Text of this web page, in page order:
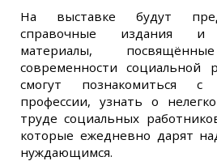
На выставке будут
справочные издания и
материалы,
современности социальной
смогут познакомиться
профессии, узнать о
труде социальных
которые ежедневно дарят
нуждающимся.